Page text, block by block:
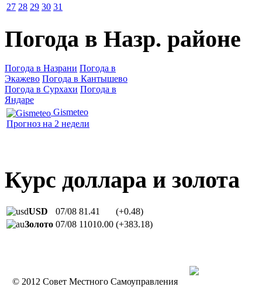
27 28 29 30 31
Погода в Назр. районе
Погода в Назрани Погода в
Экажево Погода в Кантышево
Погода в Сурхахи Погода в
Яндаре
Gismeteo
Прогноз на 2 недели
Курс доллара и золота
USD 07/08 81.41
(+0.48)
Золото 07/08 11010.00 (+383.18)
© 2012 Совет Местного Самоуправления